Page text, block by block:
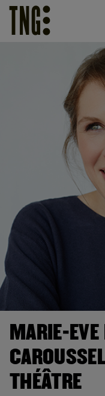
MARIE-
THÉÂTRE